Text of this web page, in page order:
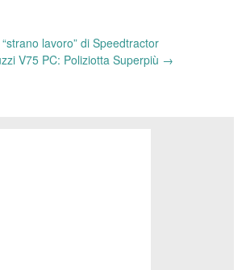
lavoro” di Speedtractor
V75 PC: Poliziotta Superpiù →